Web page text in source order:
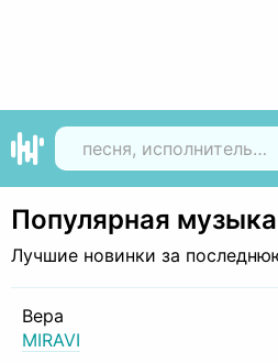
Популярная
Лучшие новинки за
Вера
MIRAVI